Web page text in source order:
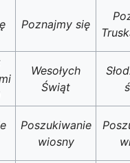
Poznajmy się
Wesołych
Świąt
Poszukiwanie
wiosny